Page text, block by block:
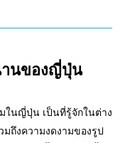
านของญี่ปุ่น
นญี่ปุ่น เป็นที่รู้จักในต่าง
ถึงความงดงามของรูป